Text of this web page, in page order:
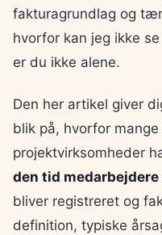
fakturagrundlag og
hvorfor kan jeg ikke
er du ikke alene.
Den her artikel giver
blik på, hvorfor
projektvirksomheder
den tid
bliver registreret og
definition, typiske